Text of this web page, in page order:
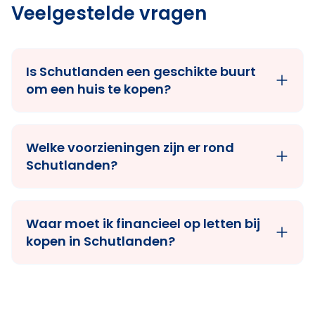
Veelgestelde vragen
Is Schutlanden een geschikte buurt
om een huis te kopen?
Welke voorzieningen zijn er rond
Schutlanden?
Waar moet ik financieel op letten bij
kopen in Schutlanden?